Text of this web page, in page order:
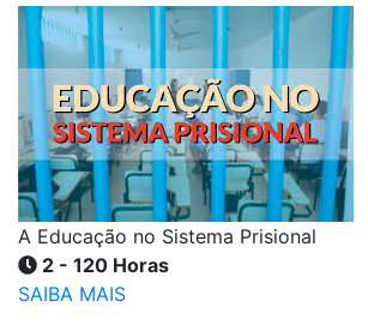
A Educação no Sistema Prisional
2 - 120 Horas
SAIBA MAIS